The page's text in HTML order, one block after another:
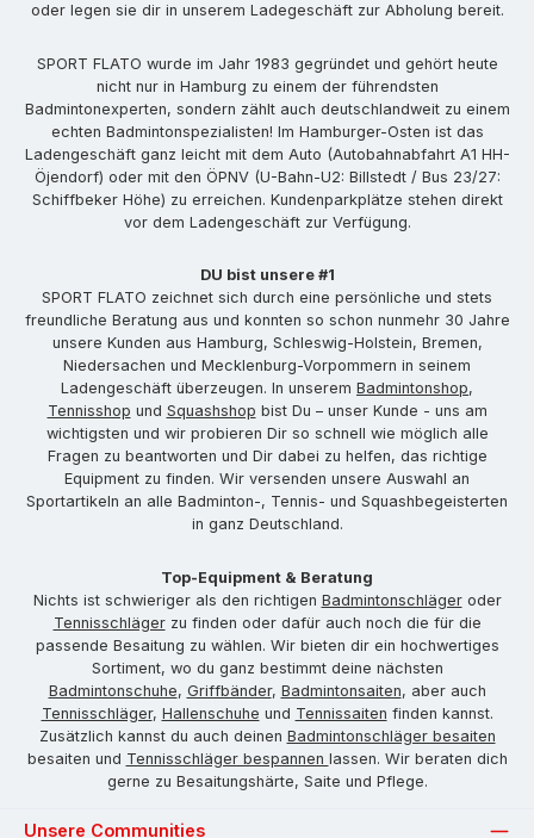
oder legen sie dir in unserem Ladegeschäft zur Abholung bereit.
SPORT FLATO wurde im Jahr 1983 gegründet und gehört heute
nicht nur in Hamburg zu einem der führendsten
Badmintonexperten, sondern zählt auch deutschlandweit zu einem
echten Badmintonspezialisten! Im Hamburger-Osten ist das
Ladengeschäft ganz leicht mit dem Auto (Autobahnabfahrt A1 HH-
Öjendorf) oder mit den ÖPNV (U-Bahn-U2: Billstedt / Bus 23/27:
Schiffbeker Höhe) zu erreichen. Kundenparkplätze stehen direkt
vor dem Ladengeschäft zur Verfügung.
DU bist unsere #1
SPORT FLATO zeichnet sich durch eine persönliche und stets
freundliche Beratung aus und konnten so schon nunmehr 30 Jahre
unsere Kunden aus Hamburg, Schleswig-Holstein, Bremen,
Niedersachen und Mecklenburg-Vorpommern in seinem
Ladengeschäft überzeugen. In unserem Badmintonshop,
Tennisshop und Squashshop bist Du – unser Kunde - uns am
wichtigsten und wir probieren Dir so schnell wie möglich alle
Fragen zu beantworten und Dir dabei zu helfen, das richtige
Equipment zu finden. Wir versenden unsere Auswahl an
Sportartikeln an alle Badminton-, Tennis- und Squashbegeisterten
in ganz Deutschland.
Top-Equipment & Beratung
Nichts ist schwieriger als den richtigen Badmintonschlägeroder
Tennisschlägerzu finden oder dafür auch noch die für die
passende Besaitung zu wählen. Wir bieten dir ein hochwertiges
Sortiment, wo du ganz bestimmt deine nächsten
Badmintonschuhe, Griffbänder, Badmintonsaiten, aber auch
Tennisschläger, Hallenschuhe und Tennissaiten finden kannst.
Zusätzlich kannst du auch deinen Badmintonschläger besaiten
besaiten und Tennisschläger bespannen lassen. Wir beraten dich
gerne zu Besaitungshärte, Saite und Pflege.
Unsere Communities